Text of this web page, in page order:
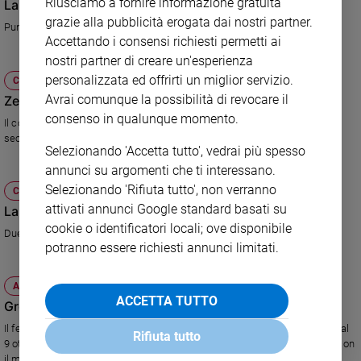
giovani
Bioetica
Riflessioni
Foto
Podcast
Privacy
La storia siamo noi
Puntata dedicata ad Antonio Albanese e ai suoi personaggi
CULTURA E SPETTACOLI
Zelig nel segno di Albanese
Il comico, da oggi al cinema con Qualunquemente, è ospite d'onore nella
seconda puntata di Zelig
CULTURA E SPETTACOLI
La lingua del santo
Due mondi crontrapposti nella vita di due amici
ATTUALITÀ
Grock, magie a Imperia
Il festival intitolato al celebre clown svizzero animerà la città ligure dal 2 al
9 ottobre. Un ricco e divertente calendario di eventi, per grandi e piccini, con
grazie alla pubblicità erogata dai nostri partner.
Accettando i consensi richiesti permetti ai
nostri partner di creare un'esperienza
personalizzata ed offrirti un miglior servizio.
Avrai comunque la possibilità di revocare il
consenso in qualunque momento.
Selezionando 'Accetta tutto', vedrai più spesso
annunci su argomenti che ti interessano.
Selezionando 'Rifiuta tutto', non verranno
attivati annunci Google standard basati su
cookie o identificatori locali; ove disponibile
potranno essere richiesti annunci limitati.
ACCETTA TUTTO
Rifiuta tutto